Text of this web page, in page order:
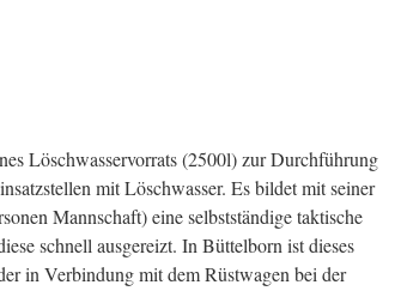
Löschwasservorrats (2500l) zur Durchführung
mit Löschwasser. Es bildet mit seiner
Mannschaft) eine selbstständige taktische
schnell ausgereizt. In Büttelborn ist dieses
in Verbindung mit dem Rüstwagen bei der